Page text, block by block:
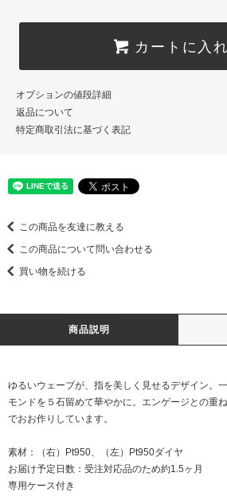
カートに入
オプションの値段詳細
返品について
特定商取引法に基づく表記
この商品を友達に教える
この商品について問い合わせる
買い物を続ける
商品説明
ゆるいウェーブが、指を美しく見せるデザイン。
モンドを５石留めて華やかに。エンゲージとの重
でおお作りしています。
素材：（右）Pt950、（左）Pt950ダイヤ
お届け予定日数：受注対応品のため約1.5ヶ月
専用ケース付き